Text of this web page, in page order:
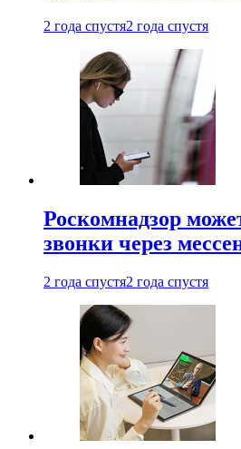
2 года спустя2 года спустя
Роскомнадзор
звонки через
2 года спустя2 года спустя